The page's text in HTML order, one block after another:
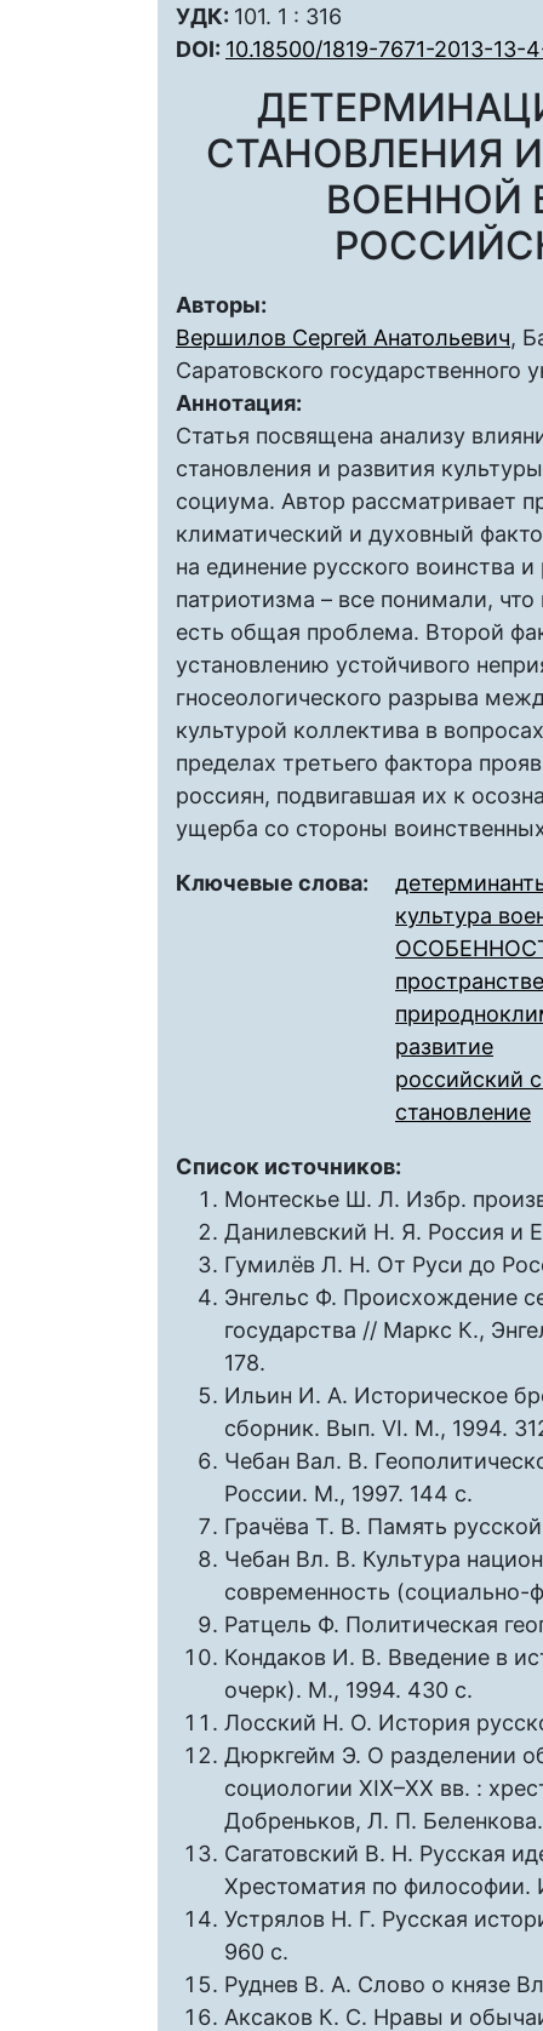
УДК: 101. 1 : 316
DOI: 10.18500/1819-7671-2013-13-
СТАНОВЛЕНИЯ
ВОЕННОЙ
Авторы:
Вершилов Сергей Анатольевич,
Саратовского государственного
Аннотация:
Статья посвящена анализу
становления и развития
социума. Автор рассматривает
климатический и духовный
на единение русского воинства
патриотизма – все понимали, что
есть общая проблема. Второй
установлению устойчивого
гносеологического разрыва
культурой коллектива в
пределах третьего фактора
россиян, подвигавшая их к
ущерба со стороны
Ключевые слова:
культура
развитие
российский
становление
Список источников:
Монтескье Ш. Л. Избр.
Данилевский Н. Я. Россия и
Гумилёв Л. Н. От Руси до
Энгельс Ф. Происхождение
государства // Маркс К.,
178.
Ильин И. А. Историческое
сборник. Вып. VI. М., 1994.
Чебан Вал. В.
России. М., 1997. 144 с.
Грачёва Т. В. Память
Чебан Вл. В. Культура
современность (социально-
Ратцель Ф. Политическая
Кондаков И. В. Введение в
очерк). М., 1994. 430 с.
Лосский Н. О. История
Дюркгейм Э. О разделении
социологии XIX–XX вв. :
Добреньков, Л. П.
Сагатовский В. Н. Русская
Хрестоматия по философии.
Устрялов Н. Г. Русская
960 с.
Руднев В. А. Слово о князе
Аксаков К. С. Нравы и